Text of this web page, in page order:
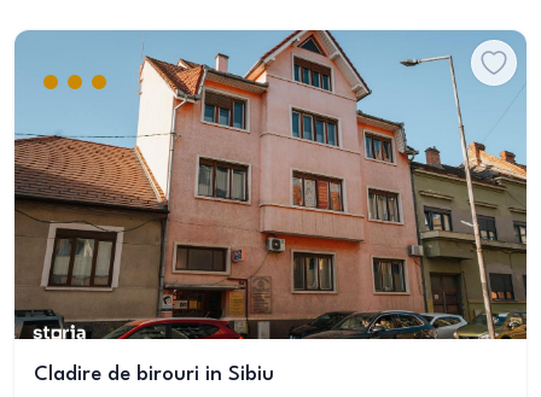
Cladire de birouri in Sibiu